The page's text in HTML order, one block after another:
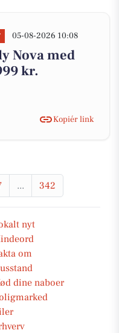
05-08-2026 10:08
Nova med
kr.
Kopiér link
... 342
nyt
om
dine naboer